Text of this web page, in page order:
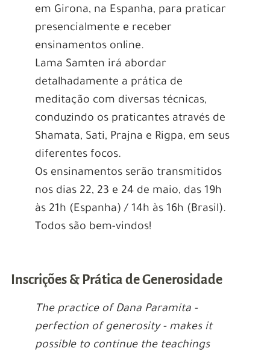
em Girona, na Espanha, para praticar
presencialmente e receber
ensinamentos online.
Lama Samten irá abordar
detalhadamente a prática de
meditação com diversas técnicas,
conduzindo os praticantes através de
Shamata, Sati, Prajna e Rigpa, em seus
diferentes focos.
Os ensinamentos serão transmitidos
nos dias 22, 23 e 24 de maio, das 19h
às 21h (Espanha) / 14h às 16h (Brasil).
Todos são bem-vindos!
Inscrições & Prática de Generosidade
The practice of Dana Paramita -
perfection of generosity - makes it
possible to continue the teachings